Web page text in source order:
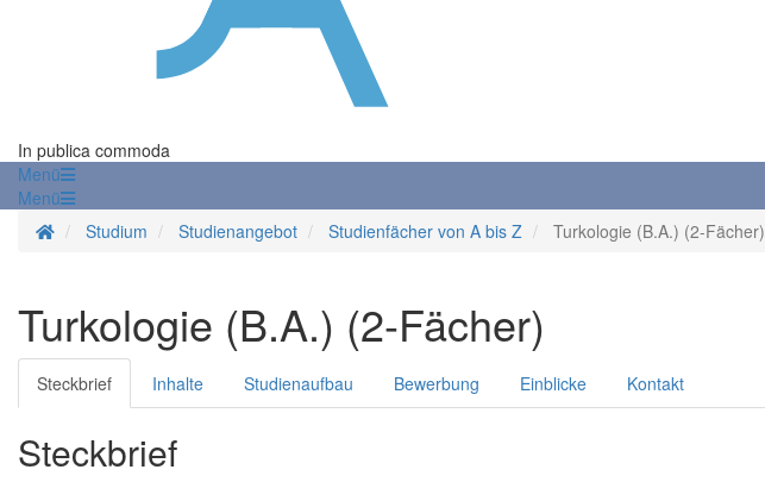
In publica commoda
Menü
Menü
Startseite
Studium Studienangebot Studienfächer von A bis Z Turkologie (B.A.) (2-Fächer)
Turkologie (B.A.) (2-Fächer)
Steckbrief Inhalte Studienaufbau Bewerbung Einblicke Kontakt
Steckbrief